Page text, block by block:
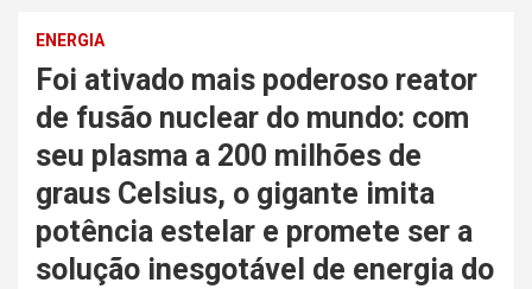
automotiva, mineração,
indústria naval, etc
ENERGIA
Foi ativado mais poderoso reator
de fusão nuclear do mundo: com
seu plasma a 200 milhões de
graus Celsius, o gigante imita
potência estelar e promete ser a
solução inesgotável de energia do